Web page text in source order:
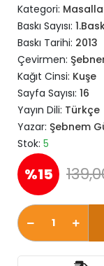
Kategori:
Baskı Sayısı:
Baskı Tarihi: 2013
Çevirmen:
Kağıt Cinsi: Kuşe
Sayfa Sayısı: 16
Yayın Dili: Türkçe
Yazar: Şebnem
Stok: 5
%15